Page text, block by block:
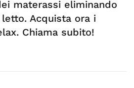
materassi eliminando
Acquista ora i
Chiama subito!